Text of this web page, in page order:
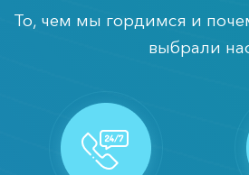
То, чем мы гордимся и
выбрали